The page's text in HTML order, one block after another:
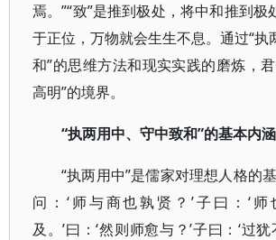
焉。”“致”是推到极处，将中和推到极
于正位，万物就会生生不息。通过“执
和”的思维方法和现实实践的磨炼，
高明”的境界。
“执两用中、守中致和”的基本内涵
“执两用中”是儒家对理想人格的
问：‘师与商也孰贤？’子曰：‘
及。’曰：‘然则师愈与？’子曰：‘过